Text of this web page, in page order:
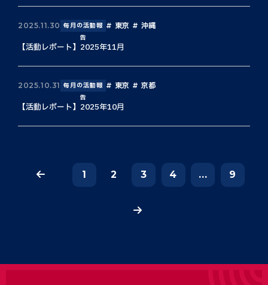
2025.11.30 毎月の活動報
告
東京 沖縄
【活動レポート】2025年11月
2025.10.31 毎月の活動報
告
東京 京都
【活動レポート】2025年10月
1 2 3 4 ... 9